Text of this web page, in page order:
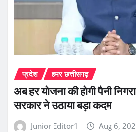
प्रदेश हमर छत्तीसगढ़
अब हर योजना की होगी पैनी
सरकार ने उठाया बड़ा कदम
Junior Editor1 Aug 6,